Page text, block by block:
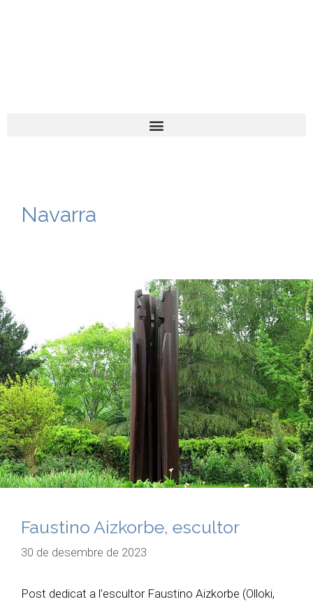
Navarra
Faustino Aizkorbe, escultor
30 de desembre de 2023
Post dedicat a l’escultor Faustino Aizkorbe (Olloki,